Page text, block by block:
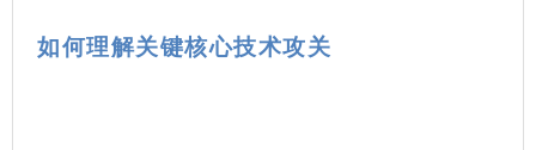
如何理解关键核心技术攻关